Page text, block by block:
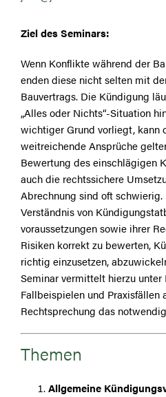
Ziel des Seminars:
Wenn Konflikte während der
enden diese nicht selten mit
Bauvertrags. Die Kündigung
„Alles oder Nichts“-Situation
wichtiger Grund vorliegt, kann
weitreichende Ansprüche
Bewertung des einschlägigen
auch die rechtssichere
Abrechnung sind oft
Verständnis von
voraussetzungen sowie ihrer
Risiken korrekt zu bewerten,
richtig einzusetzen,
Seminar vermittelt hierzu
Fallbeispielen und Praxisfällen
Rechtsprechung das
Themen
Allgemeine